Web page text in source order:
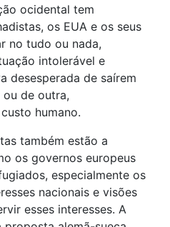
ocidental tem
os EUA e os seus
no tudo ou nada,
intolerável e
desesperada de saírem
de outra,
humano.
também estão a
os governos europeus
especialmente os
nacionais e visões
esses interesses. A